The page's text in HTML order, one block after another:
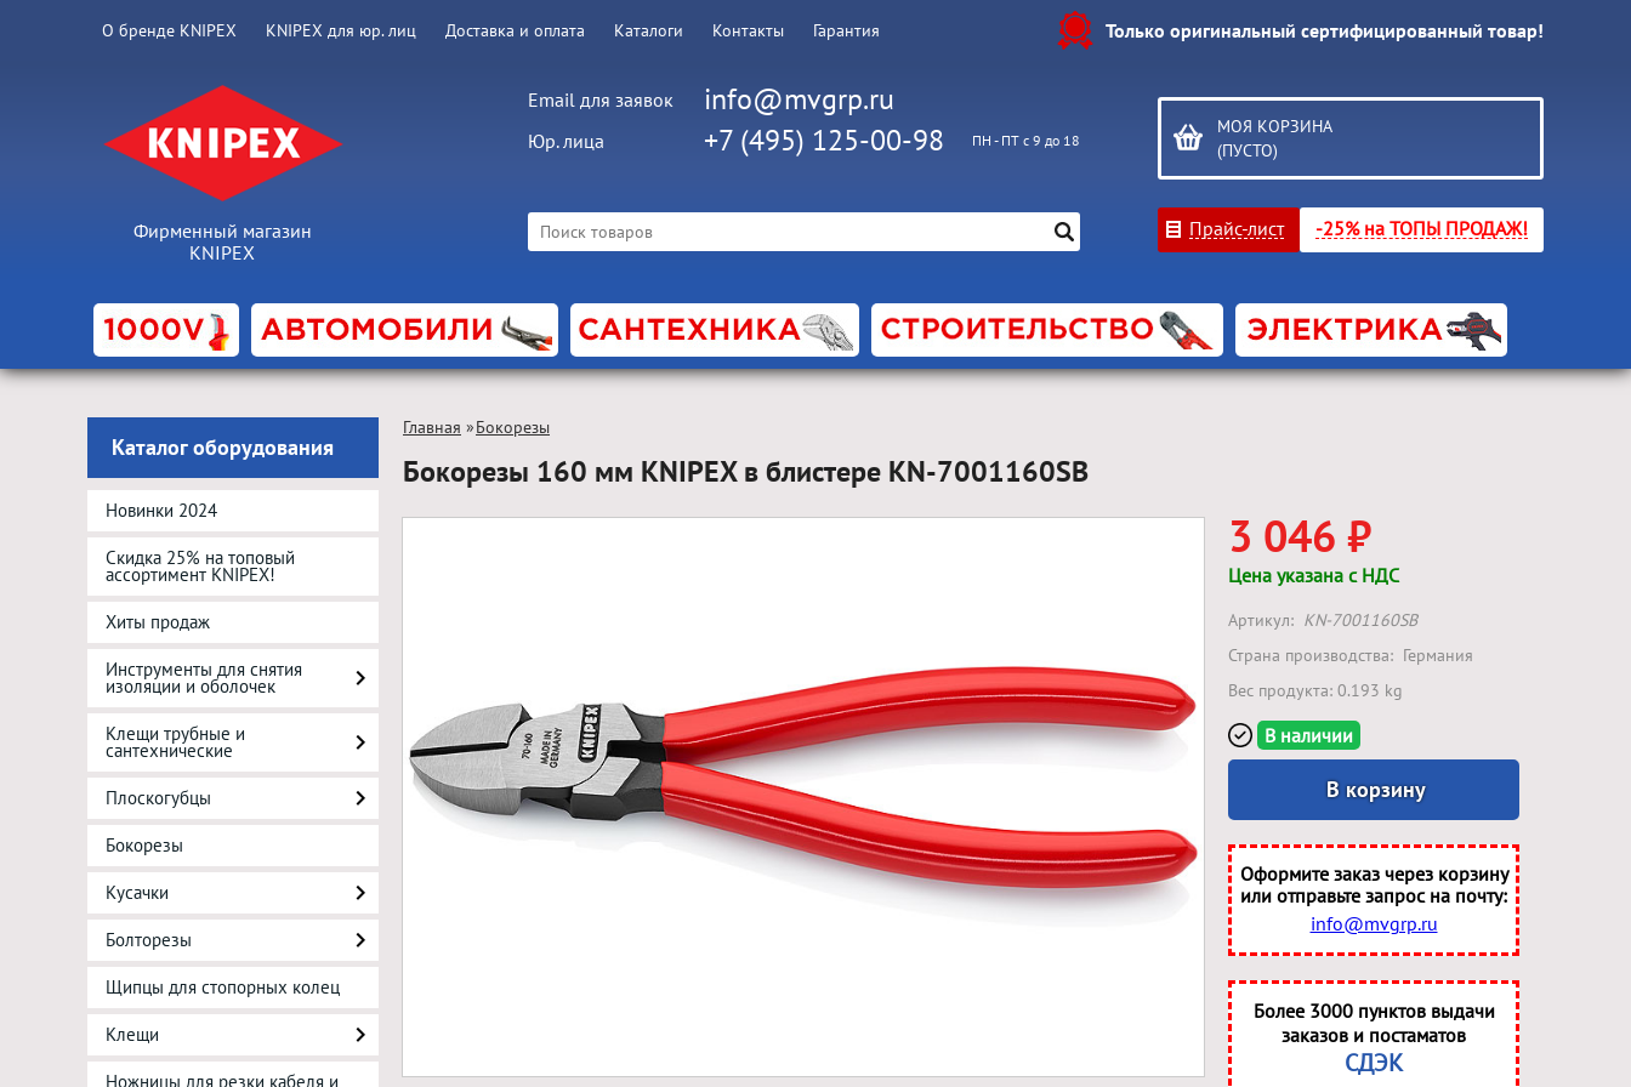
О бренде KNIPEX KNIPEX для юр. лиц Доставка и оплата Каталоги Контакты Гарантия Только оригинальный сертифицированный товар!
Фирменный магазин
KNIPEX
Email для заявок info@mvgrp.ru
Юр. лица +7 (495) 125-00-98 ПН - ПТ с 9 до 18
МОЯ КОРЗИНА
(ПУСТО)
Прайс-лист -25% на ТОПЫ ПРОДАЖ!
Каталог оборудования
Новинки 2024
Скидка 25% на топовый
ассортимент KNIPEX!
Хиты продаж
Инструменты для снятия
изоляции и оболочек
Клещи трубные и
сантехнические
Плоскогубцы
Бокорезы
Кусачки
Болторезы
Щипцы для стопорных колец
Клещи
Ножницы для резки кабеля и
Главная »Бокорезы
Бокорезы 160 мм KNIPEX в блистере KN-7001160SB
3 046 ₽
Цена указана с НДС
Артикул: KN-7001160SB
Страна производства: Германия
Вес продукта: 0.193 kg
В наличии
В корзину
Оформите заказ через корзину
или отправьте запрос на почту:
info@mvgrp.ru
Более 3000 пунктов выдачи
заказов и постаматов
СДЭК